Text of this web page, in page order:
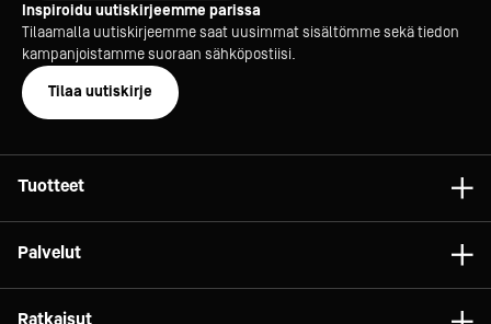
Inspiroidu uutiskirjeemme parissa
Tilaamalla uutiskirjeemme saat uusimmat sisältömme sekä tiedon
kampanjoistamme suoraan sähköpostiisi.
Tilaa uutiskirje
Tuotteet
Tarvikkeet
Palvelut
Konsultointi